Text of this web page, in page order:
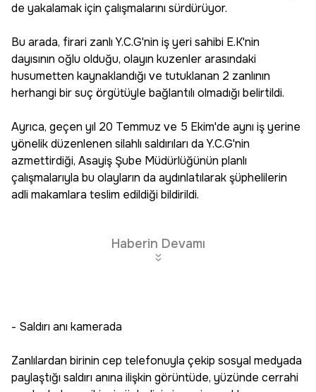
de yakalamak için çalışmalarını sürdürüyor.
Bu arada, firari zanlı Y.C.G'nin iş yeri sahibi E.K'nin
dayısının oğlu olduğu, olayın kuzenler arasındaki
husumetten kaynaklandığı ve tutuklanan 2 zanlının
herhangi bir suç örgütüyle bağlantılı olmadığı belirtildi.
Ayrıca, geçen yıl 20 Temmuz ve 5 Ekim'de aynı iş yerine
yönelik düzenlenen silahlı saldırıları da Y.C.G'nin
azmettirdiği, Asayiş Şube Müdürlüğünün planlı
çalışmalarıyla bu olayların da aydınlatılarak şüphelilerin
adli makamlara teslim edildiği bildirildi.
Haberin Devamı
- Saldırı anı kamerada
Zanlılardan birinin cep telefonuyla çekip sosyal medyada
paylaştığı saldırı anına ilişkin görüntüde, yüzünde cerrahi